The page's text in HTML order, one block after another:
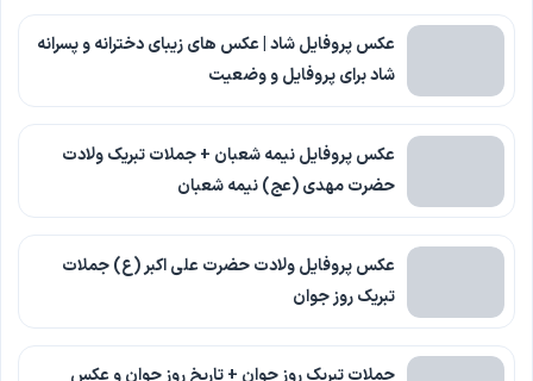
عکس پروفایل شاد | عکس های زیبای دخترانه و پسرانه
شاد برای پروفایل و وضعیت
عکس پروفایل نیمه شعبان + جملات تبریک ولادت
حضرت مهدی (عج) نیمه شعبان
عکس پروفایل ولادت حضرت علی اکبر (ع) جملات
تبریک روز جوان